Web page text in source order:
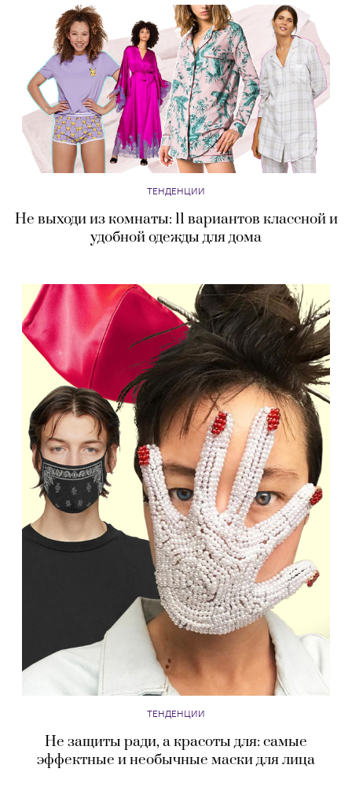
ТЕНДЕНЦИИ
Не выходи из комнаты: 11 вариантов классной и
удобной одежды для дома
ТЕНДЕНЦИИ
Не защиты ради, а красоты для: самые
эффектные и необычные маски для лица